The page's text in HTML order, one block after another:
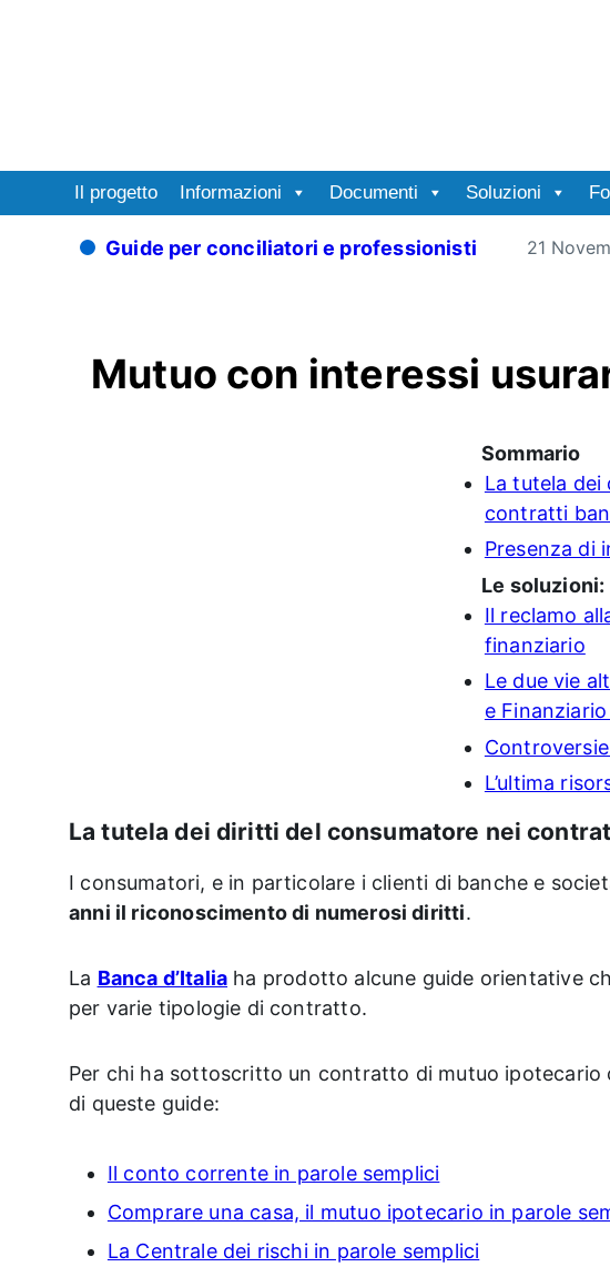
Il progetto Informazioni Documenti Soluzioni
Guide per conciliatori e professionisti 21
Mutuo con interessi
Sommario
La tutela
contratti
Presenza di
Le soluzioni:
Il reclamo
finanziario
Le due vie
e
L’ultima
La tutela dei diritti del consumatore nei
I consumatori, e in particolare i clienti di banche e
anni il riconoscimento di numerosi diritti.
La Banca d’Italia ha prodotto alcune guide orientative
per varie tipologie di contratto.
Per chi ha sottoscritto un contratto di mutuo ipotecario
di queste guide:
Il conto corrente in parole semplici
Comprare una casa, il mutuo ipotecario in parole
La Centrale dei rischi in parole semplici